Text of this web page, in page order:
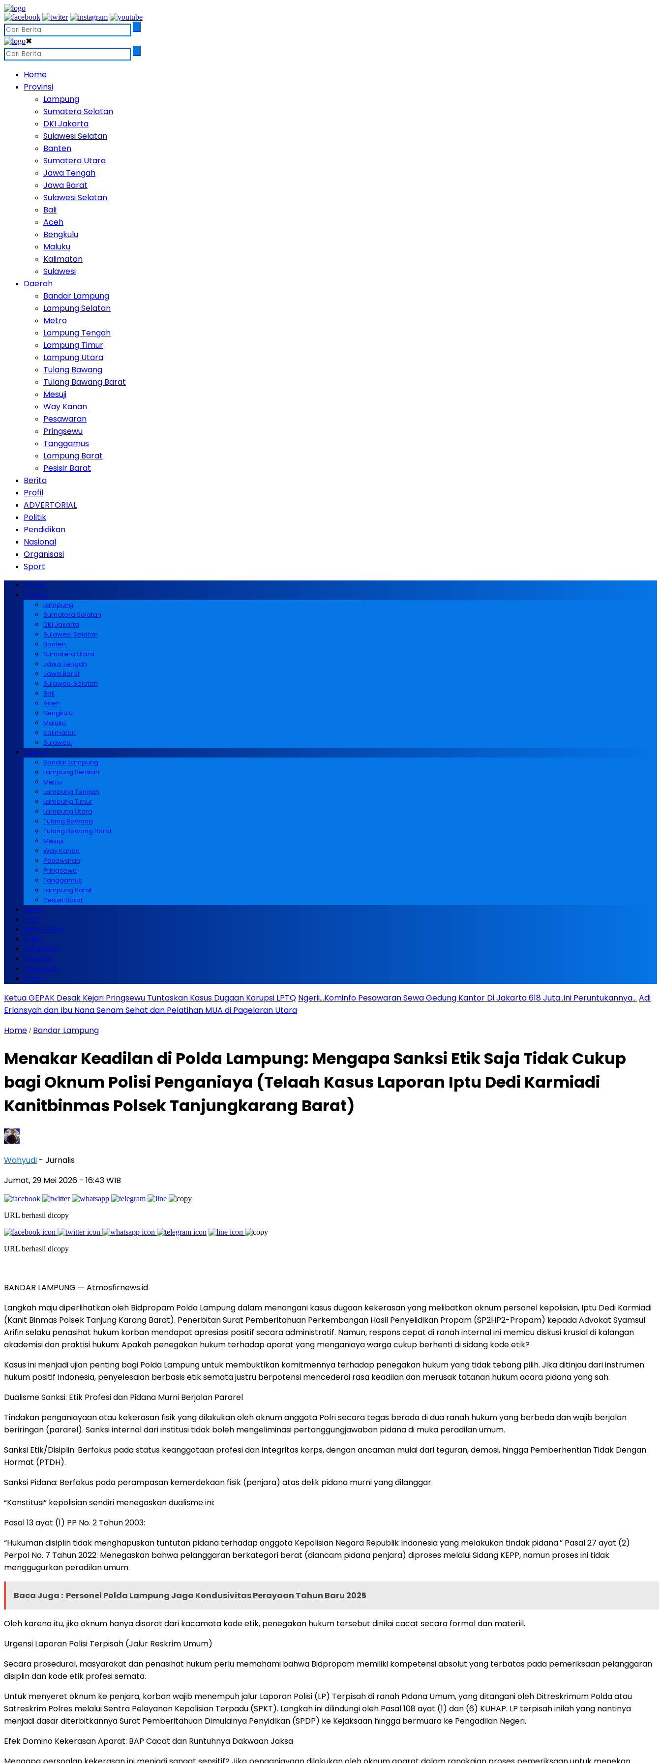
✖
Home
Provinsi
Lampung
Sumatera Selatan
DKI Jakarta
Sulawesi Selatan
Banten
Sumatera Utara
Jawa Tengah
Jawa Barat
Sulawesi Selatan
Bali
Aceh
Bengkulu
Maluku
Kalimatan
Sulawesi
Daerah
Bandar Lampung
Lampung Selatan
Metro
Lampung Tengah
Lampung Timur
Lampung Utara
Tulang Bawang
Tulang Bawang Barat
Mesuji
Way Kanan
Pesawaran
Pringsewu
Tanggamus
Lampung Barat
Pesisir Barat
Berita
Profil
ADVERTORIAL
Politik
Pendidikan
Nasional
Organisasi
Sport
Home
Provinsi
Lampung
Sumatera Selatan
DKI Jakarta
Sulawesi Selatan
Banten
Sumatera Utara
Jawa Tengah
Jawa Barat
Sulawesi Selatan
Bali
Aceh
Bengkulu
Maluku
Kalimatan
Sulawesi
Daerah
Bandar Lampung
Lampung Selatan
Metro
Lampung Tengah
Lampung Timur
Lampung Utara
Tulang Bawang
Tulang Bawang Barat
Mesuji
Way Kanan
Pesawaran
Pringsewu
Tanggamus
Lampung Barat
Pesisir Barat
Berita
Profil
ADVERTORIAL
Politik
Pendidikan
Nasional
Organisasi
Sport
Ketua GEPAK Desak Kejari Pringsewu Tuntaskan Kasus Dugaan Korupsi LPTQ Ngerii…Kominfo Pesawaran Sewa Gedung Kantor Di Jakarta 618 Juta..Ini Peruntukannya… Adi
Erlansyah dan Ibu Nana Senam Sehat dan Pelatihan MUA di Pagelaran Utara
Home / Bandar Lampung
Menakar Keadilan di Polda Lampung: Mengapa Sanksi Etik Saja Tidak Cukup
bagi Oknum Polisi Penganiaya (Telaah Kasus Laporan Iptu Dedi Karmiadi
Kanitbinmas Polsek Tanjungkarang Barat)
Wahyudi - Jurnalis
Jumat, 29 Mei 2026 - 16:43 WIB
URL berhasil dicopy
URL berhasil dicopy
BANDAR LAMPUNG — Atmosfirnews.id
Langkah maju diperlihatkan oleh Bidpropam Polda Lampung dalam menangani kasus dugaan kekerasan yang melibatkan oknum personel kepolisian, Iptu Dedi Karmiadi
(Kanit Binmas Polsek Tanjung Karang Barat). Penerbitan Surat Pemberitahuan Perkembangan Hasil Penyelidikan Propam (SP2HP2-Propam) kepada Advokat Syamsul
Arifin selaku penasihat hukum korban mendapat apresiasi positif secara administratif. Namun, respons cepat di ranah internal ini memicu diskusi krusial di kalangan
akademisi dan praktisi hukum: Apakah penegakan hukum terhadap aparat yang menganiaya warga cukup berhenti di sidang kode etik?
Kasus ini menjadi ujian penting bagi Polda Lampung untuk membuktikan komitmennya terhadap penegakan hukum yang tidak tebang pilih. Jika ditinjau dari instrumen
hukum positif Indonesia, penyelesaian berbasis etik semata justru berpotensi mencederai rasa keadilan dan merusak tatanan hukum acara pidana yang sah.
Dualisme Sanksi: Etik Profesi dan Pidana Murni Berjalan Pararel
Tindakan penganiayaan atau kekerasan fisik yang dilakukan oleh oknum anggota Polri secara tegas berada di dua ranah hukum yang berbeda dan wajib berjalan
beriringan (pararel). Sanksi internal dari institusi tidak boleh mengeliminasi pertanggungjawaban pidana di muka peradilan umum.
Sanksi Etik/Disiplin: Berfokus pada status keanggotaan profesi dan integritas korps, dengan ancaman mulai dari teguran, demosi, hingga Pemberhentian Tidak Dengan
Hormat (PTDH).
Sanksi Pidana: Berfokus pada perampasan kemerdekaan fisik (penjara) atas delik pidana murni yang dilanggar.
“Konstitusi” kepolisian sendiri menegaskan dualisme ini:
Pasal 13 ayat (1) PP No. 2 Tahun 2003:
“Hukuman disiplin tidak menghapuskan tuntutan pidana terhadap anggota Kepolisian Negara Republik Indonesia yang melakukan tindak pidana.” Pasal 27 ayat (2)
Perpol No. 7 Tahun 2022: Menegaskan bahwa pelanggaran berkategori berat (diancam pidana penjara) diproses melalui Sidang KEPP, namun proses ini tidak
menggugurkan peradilan umum.
Baca Juga : Personel Polda Lampung Jaga Kondusivitas Perayaan Tahun Baru 2025
Oleh karena itu, jika oknum hanya disorot dari kacamata kode etik, penegakan hukum tersebut dinilai cacat secara formal dan materiil.
Urgensi Laporan Polisi Terpisah (Jalur Reskrim Umum)
Secara prosedural, masyarakat dan penasihat hukum perlu memahami bahwa Bidpropam memiliki kompetensi absolut yang terbatas pada pemeriksaan pelanggaran
disiplin dan kode etik profesi semata.
Untuk menyeret oknum ke penjara, korban wajib menempuh jalur Laporan Polisi (LP) Terpisah di ranah Pidana Umum, yang ditangani oleh Ditreskrimum Polda atau
Satreskrim Polres melalui Sentra Pelayanan Kepolisian Terpadu (SPKT). Langkah ini dilindungi oleh Pasal 108 ayat (1) dan (6) KUHAP. LP terpisah inilah yang nantinya
menjadi dasar diterbitkannya Surat Pemberitahuan Dimulainya Penyidikan (SPDP) ke Kejaksaan hingga bermuara ke Pengadilan Negeri.
Efek Domino Kekerasan Aparat: BAP Cacat dan Runtuhnya Dakwaan Jaksa